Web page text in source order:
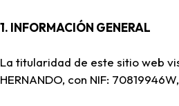
1. INFORMACIÓN GENERAL
La titularidad de este sitio web
HERNANDO, con NIF: